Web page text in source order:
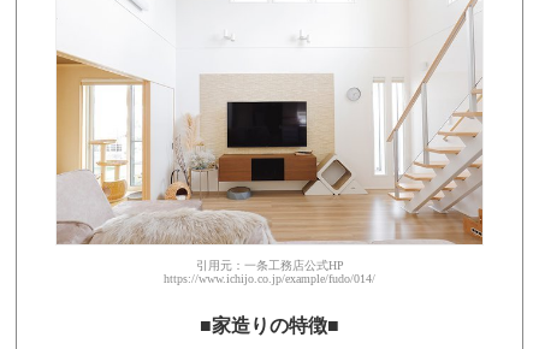
引用元：一条工務店公式HP
https://www.ichijo.co.jp/example/fudo/014/
■家造りの特徴■